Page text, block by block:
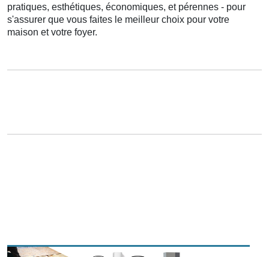
pratiques, esthétiques, économiques, et pérennes - pour
s'assurer que vous faites le meilleur choix pour votre
maison et votre foyer.